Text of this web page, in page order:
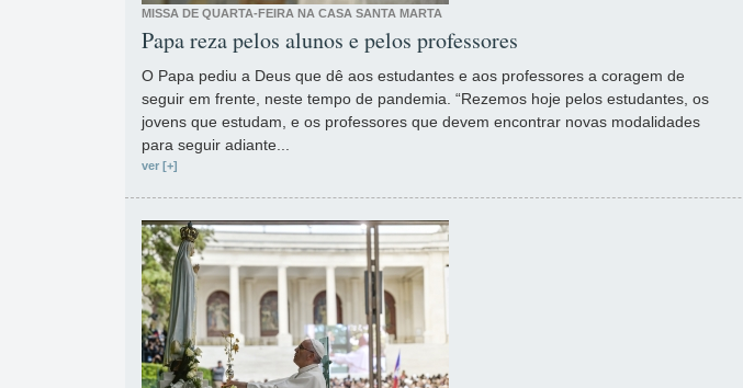
MISSA DE QUARTA-FEIRA NA CASA SANTA MARTA
Papa reza pelos alunos e pelos professores
O Papa pediu a Deus que dê aos estudantes e aos professores a coragem de
seguir em frente, neste tempo de pandemia. “Rezemos hoje pelos estudantes, os
jovens que estudam, e os professores que devem encontrar novas modalidades
para seguir adiante...
ver [+]